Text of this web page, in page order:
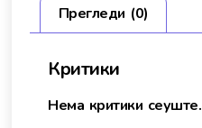
Прегледи (0)
Критики
Нема критики сеуште.